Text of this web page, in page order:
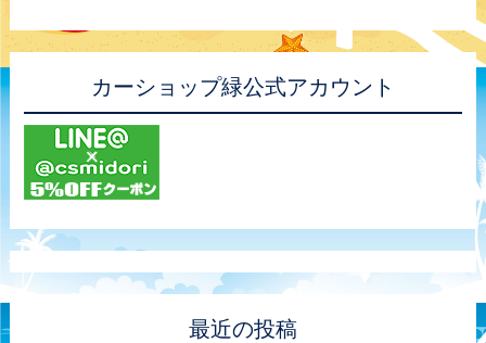
カーショップ緑公式アカウント
最近の投稿